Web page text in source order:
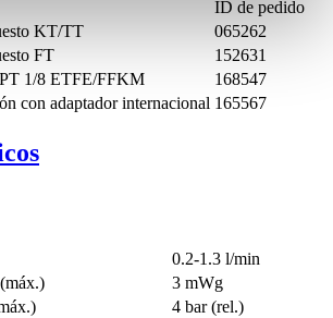
ID de pedido
KT/TT
065262
FT
152631
1/8 ETFE/FFKM
168547
con adaptador internacional 165567
0.2-1.3 l/min
3 mWg
4 bar (rel.)